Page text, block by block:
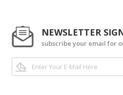
NEWSLETTER
subscribe your email for